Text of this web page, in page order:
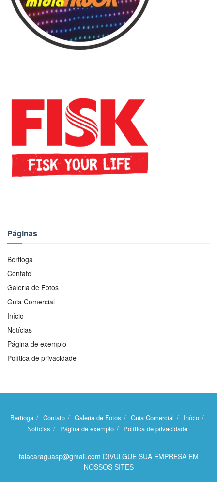
Páginas
Bertioga
Contato
Galeria de Fotos
Guia Comercial
Início
Notícias
Página de exemplo
Política de privacidade
Bertioga Contato Galeria de Fotos Guia Comercial
Início
Notícias
Página de exemplo Política de privacidade
falacaraguasp@gmail.com DIVULGUE SUA EMPRESA EM
NOSSOS SITES